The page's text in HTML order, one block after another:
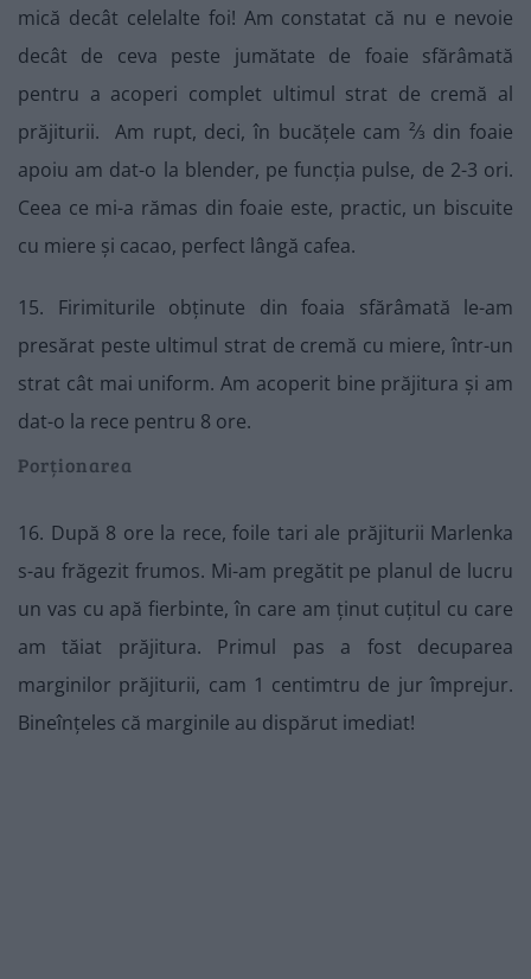
mică decât celelalte foi! Am constatat că nu e nevoie
decât de ceva peste jumătate de foaie sfărâmată
pentru a acoperi complet ultimul strat de cremă al
prăjiturii. Am rupt, deci, în bucățele cam ²⁄3 din foaie
apoiu am dat-o la blender, pe funcția pulse, de 2-3 ori.
Ceea ce mi-a rămas din foaie este, practic, un biscuite
cu miere și cacao, perfect lângă cafea.
15. Firimiturile obținute din foaia sfărâmată le-am
presărat peste ultimul strat de cremă cu miere, într-un
strat cât mai uniform. Am acoperit bine prăjitura și am
dat-o la rece pentru 8 ore.
Porționarea
16. După 8 ore la rece, foile tari ale prăjiturii Marlenka
s-au frăgezit frumos. Mi-am pregătit pe planul de lucru
un vas cu apă fierbinte, în care am ținut cuțitul cu care
am tăiat prăjitura. Primul pas a fost decuparea
marginilor prăjiturii, cam 1 centimtru de jur împrejur.
Bineînțeles că marginile au dispărut imediat!